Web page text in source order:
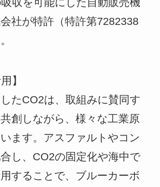
収を可能にした自動販売機
社が特許（特許第7282338
】
たCO2は、取組みに賛同す
創しながら、様々な工業原
ます。アスファルトやコン
し、CO2の固定化や海中で
することで、ブルーカーボ